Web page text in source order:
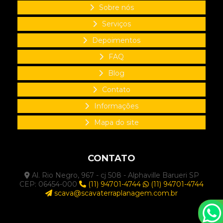
Terraplanagem orçamento
Terraplanagem retroescavadeira
Terraplanagem em São Paulo
Terraplanagem terreno residencial
Terraplanagem trator
Terraplanagem valor
Terraplenagem civil
Terraplenagem loteamento
Sobre nós
Serviços
Depoimentos
FAQ
Blog
Contato
Informações
Mapa do site
CONTATO
Al. Rio Negro, 967 - cj 508 - Alphaville Barueri SP
CEP: 06454-000
(11) 94701-4744
(11) 94701-4744
scava@scavaterraplanagem.com.br